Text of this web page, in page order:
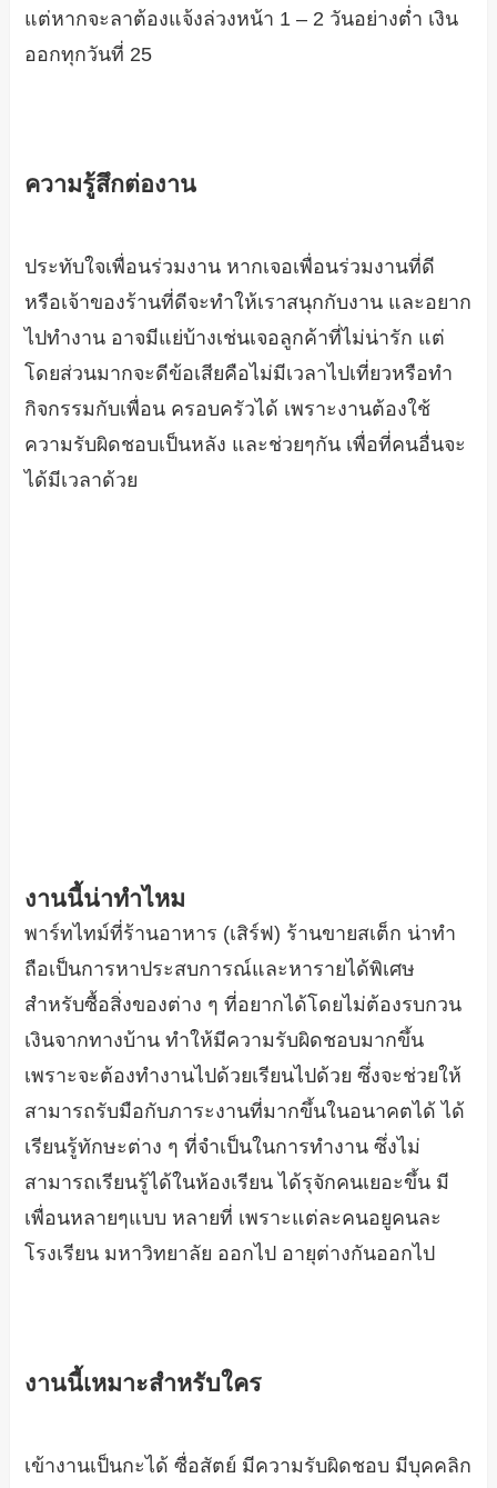
แต่หากจะลาต้องแจ้งล่วงหน้า 1 – 2 วันอย่างต่ำ เงิน
ออกทุกวันที่ 25
ความรู้สึกต่องาน
ประทับใจเพื่อนร่วมงาน หากเจอเพื่อนร่วมงานที่ดี
หรือเจ้าของร้านที่ดีจะทำให้เราสนุกกับงาน และอยาก
ไปทำงาน อาจมีแย่บ้างเช่นเจอลูกค้าที่ไม่น่ารัก แต่
โดยส่วนมากจะดีข้อเสียคือไม่มีเวลาไปเที่ยวหรือทำ
กิจกรรมกับเพื่อน ครอบครัวได้ เพราะงานต้องใช้
ความรับผิดชอบเป็นหลัง และช่วยๆกัน เพื่อที่คนอื่นจะ
ได้มีเวลาด้วย
งานนี้น่าทำไหม
พาร์ทไทม์ที่ร้านอาหาร (เสิร์ฟ) ร้านขายสเต็ก น่าทำ
ถือเป็นการหาประสบการณ์และหารายได้พิเศษ
สำหรับซื้อสิ่งของต่าง ๆ ที่อยากได้โดยไม่ต้องรบกวน
เงินจากทางบ้าน ทำให้มีความรับผิดชอบมากขึ้น
เพราะจะต้องทำงานไปด้วยเรียนไปด้วย ซึ่งจะช่วยให้
สามารถรับมือกับภาระงานที่มากขึ้นในอนาคตได้ ได้
เรียนรู้ทักษะต่าง ๆ ที่จำเป็นในการทำงาน ซึ่งไม่
สามารถเรียนรู้ได้ในห้องเรียน ได้รุจักคนเยอะขึ้น มี
เพื่อนหลายๆแบบ หลายที่ เพราะแต่ละคนอยูคนละ
โรงเรียน มหาวิทยาลัย ออกไป อายุต่างกันออกไป
งานนี้เหมาะสำหรับใคร
เข้างานเป็นกะได้ ซื่อสัตย์ มีความรับผิดชอบ มีบุคคลิก